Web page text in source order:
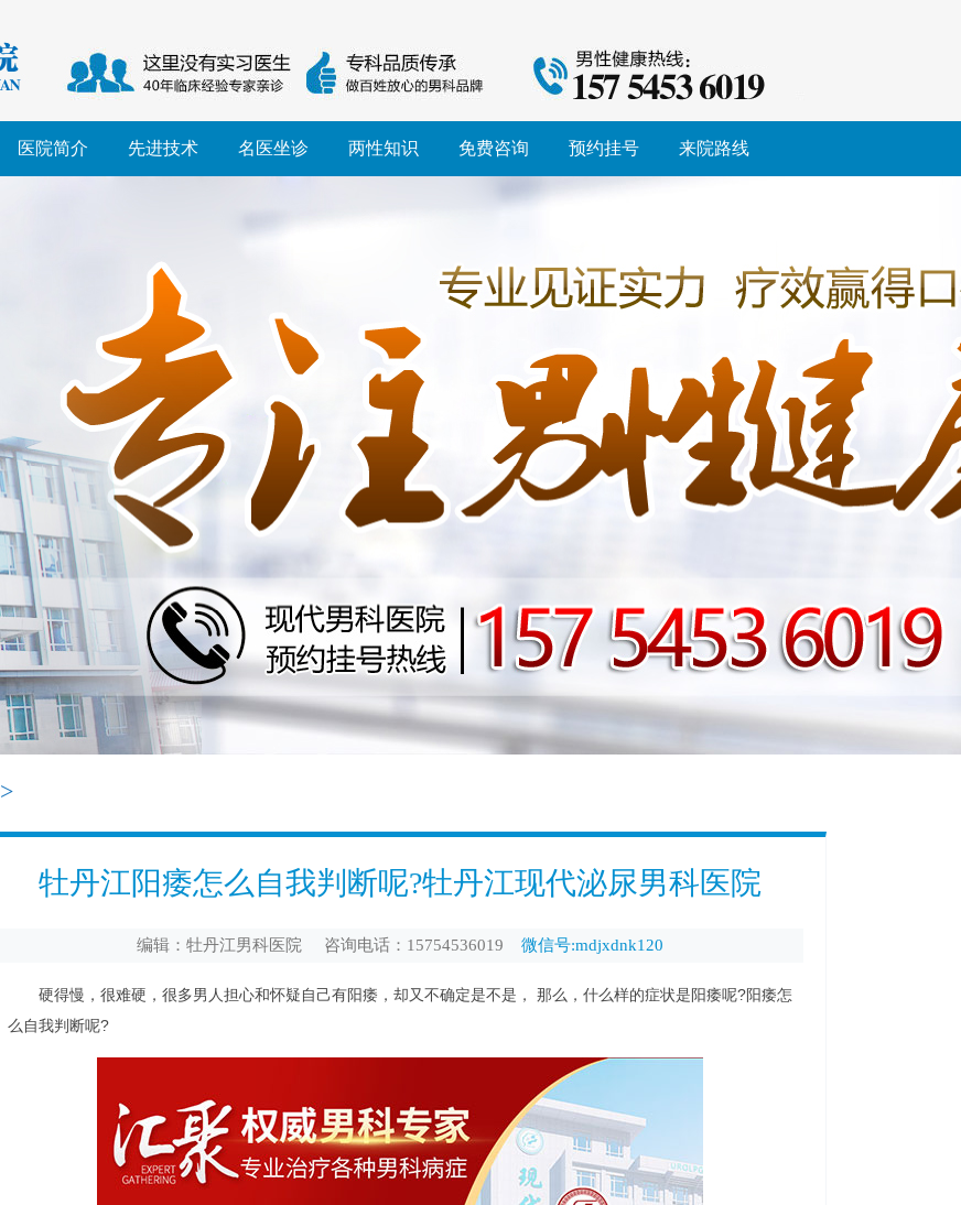
医院简介 先进技术 名医坐诊 两性知识 免费咨询 预约挂号 来院路线
>
牡丹江阳痿怎么自我判断呢?牡丹江现代泌尿男科医院
编辑：牡丹江男科医院 咨询电话：15754536019 微信号:mdjxdnk120
硬得慢，很难硬，很多男人担心和怀疑自己有阳痿，却又不确定是不是， 那么，什么样的症状是阳痿呢?阳痿怎
么自我判断呢?